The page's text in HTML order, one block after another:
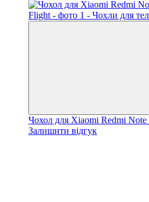
Чохол для Xiaomi Redmi
Залишити відгук